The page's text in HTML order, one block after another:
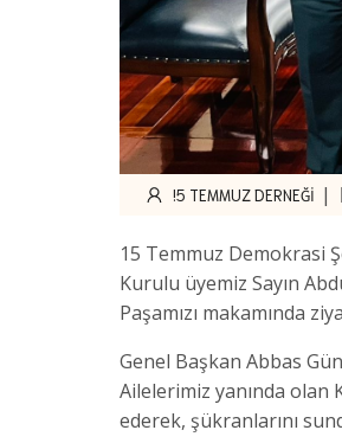
!5 TEMMUZ DERNEĞI |
15 Temmuz Demokrasi
Kurulu üyemiz Sayın
Paşamızı makamında
Genel Başkan Abbas
Ailelerimiz yanında olan
ederek, şükranlarını